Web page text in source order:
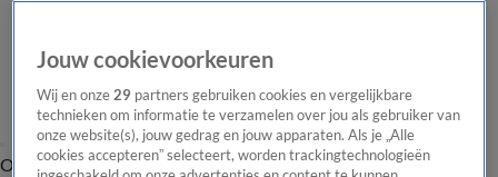
Overzicht Laatste nieuws Regionieuws Het beste van Hart
Tip de
Jouw cookievoorkeuren
Wij en onze29 partners gebruiken cookies en vergelijkbare
technieken om informatie te verzamelen over jou als gebruiker van
onze website(s), jouw gedrag en jouw apparaten. Als je „Alle
cookies accepteren” selecteert, worden trackingtechnologieën